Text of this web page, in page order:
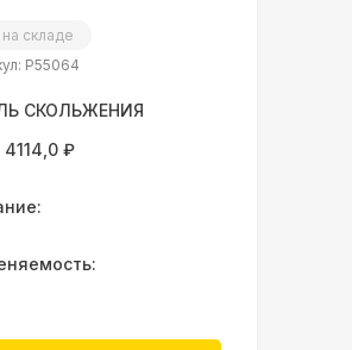
на складе
P55064
СКОЛЬЖЕНИЯ
₽